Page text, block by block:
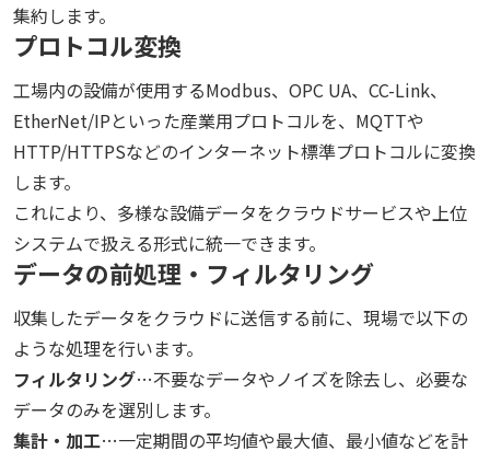
集約します。
プロトコル変換
工場内の設備が使用するModbus、OPC UA、CC-Link、
EtherNet/IPといった産業用プロトコルを、MQTTや
HTTP/HTTPSなどのインターネット標準プロトコルに変換
します。
これにより、多様な設備データをクラウドサービスや上位
システムで扱える形式に統一できます。
データの前処理・フィルタリング
収集したデータをクラウドに送信する前に、現場で以下の
ような処理を行います。
フィルタリング…不要なデータやノイズを除去し、必要な
データのみを選別します。
集計・加工…一定期間の平均値や最大値、最小値などを計